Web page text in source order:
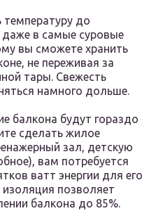
до
в самые суровые
вы сможете хранить
не переживая за
тары. Свежесть
намного дольше.
балкона будут гораздо
сделать жилое
зал, детскую
вам потребуется
ватт энергии для его
позволяет
балкона до 85%.